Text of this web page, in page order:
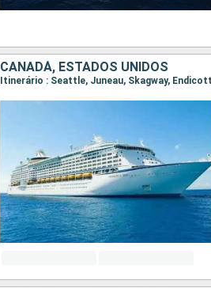
CANADÁ, ESTADOS UNIDOS
Itinerário : Seattle, Juneau, Skagway,